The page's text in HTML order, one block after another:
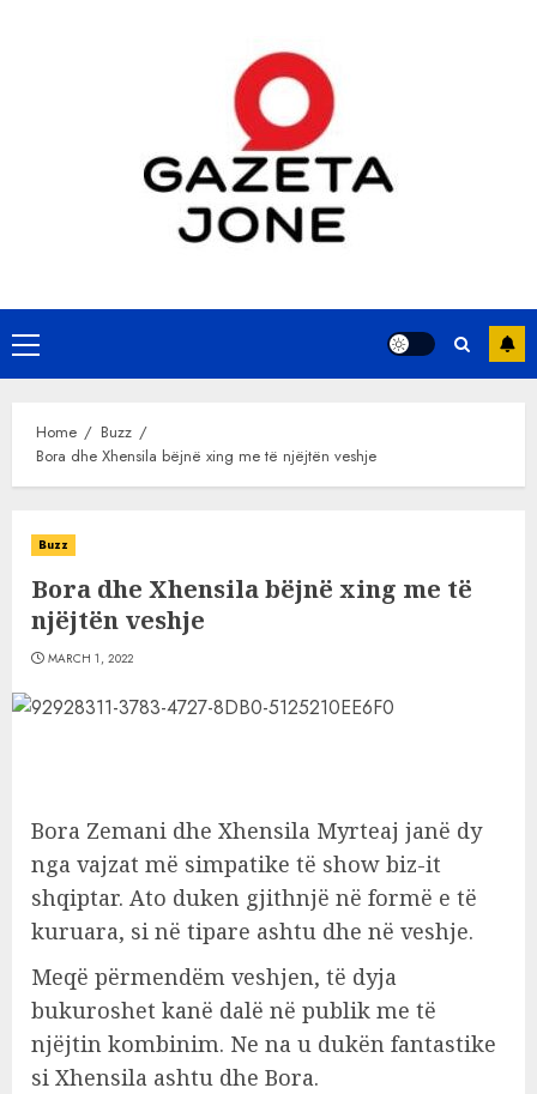
Primary
Menu
Home
Buzz
Bora dhe Xhensila bëjnë xing me të njëjtën veshje
Buzz
Bora dhe Xhensila bëjnë xing me të
njëjtën veshje
MARCH 1, 2022
Bora Zemani dhe Xhensila Myrteaj janë dy
nga vajzat më simpatike të show biz-it
shqiptar. Ato duken gjithnjë në formë e të
kuruara, si në tipare ashtu dhe në veshje.
Meqë përmendëm veshjen, të dyja
bukuroshet kanë dalë në publik me të
njëjtin kombinim. Ne na u dukën fantastike
si Xhensila ashtu dhe Bora.